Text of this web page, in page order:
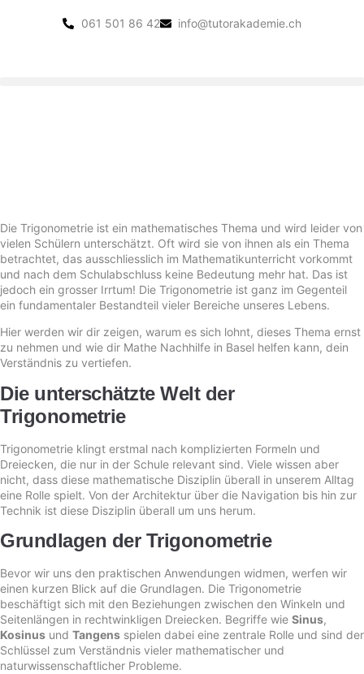
061 501 86 42 info@tutorakademie.ch
Die Trigonometrie ist ein mathematisches Thema und wird leider von
vielen Schülern unterschätzt. Oft wird sie von ihnen als ein Thema
betrachtet, das ausschliesslich im Mathematikunterricht vorkommt
und nach dem Schulabschluss keine Bedeutung mehr hat. Das ist
jedoch ein grosser Irrtum! Die Trigonometrie ist ganz im Gegenteil
ein fundamentaler Bestandteil vieler Bereiche unseres Lebens.
Hier werden wir dir zeigen, warum es sich lohnt, dieses Thema ernst
zu nehmen und wie dir Mathe Nachhilfe in Basel helfen kann, dein
Verständnis zu vertiefen.
Die unterschätzte Welt der
Trigonometrie
Trigonometrie klingt erstmal nach komplizierten Formeln und
Dreiecken, die nur in der Schule relevant sind. Viele wissen aber
nicht, dass diese mathematische Disziplin überall in unserem Alltag
eine Rolle spielt. Von der Architektur über die Navigation bis hin zur
Technik ist diese Disziplin überall um uns herum.
Grundlagen der Trigonometrie
Bevor wir uns den praktischen Anwendungen widmen, werfen wir
einen kurzen Blick auf die Grundlagen. Die Trigonometrie
beschäftigt sich mit den Beziehungen zwischen den Winkeln und
Seitenlängen in rechtwinkligen Dreiecken. Begriffe wie Sinus,
Kosinus und Tangens spielen dabei eine zentrale Rolle und sind der
Schlüssel zum Verständnis vieler mathematischer und
naturwissenschaftlicher Probleme.